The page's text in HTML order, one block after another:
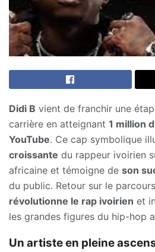
Didi B vient de franchir une
carrière en atteignant 1 million
YouTube. Ce cap symbolique
croissante du rappeur ivoirien
africaine et témoigne de son
du public. Retour sur le
révolutionne le rap ivoirien et
les grandes figures du hip-hop
Un artiste en pleine